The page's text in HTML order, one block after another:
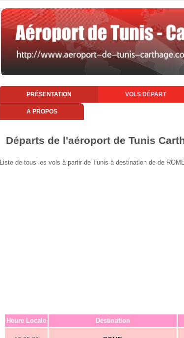
PRÉSENTATION VOLS DÉPART
A PROPOS
Départs de l'aéroport de Tunis
Liste de tous les vols à partir de Tunis à destination de de
Heure Locale Destination